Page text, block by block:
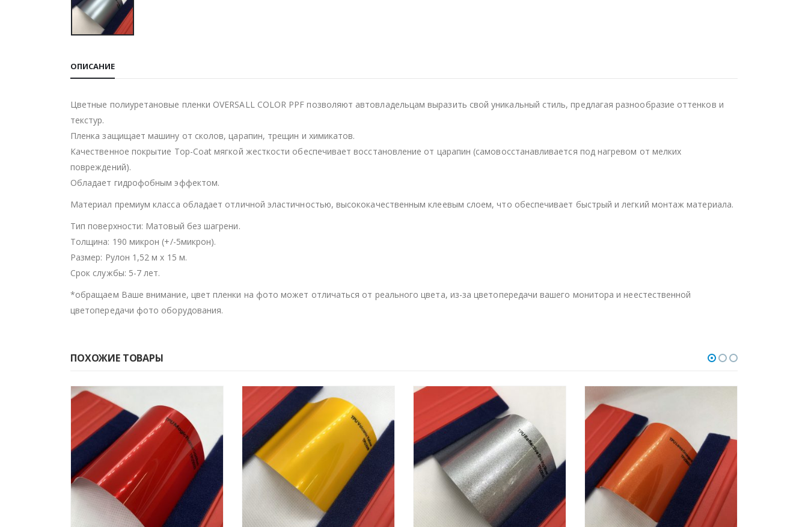
ОПИСАНИЕ
Цветные полиуретановые пленки OVERSALL COLOR PPF позволяют автовладельцам выразить свой уникальный стиль, предлагая разнообразие оттенков и
текстур.
Пленка защищает машину от сколов, царапин, трещин и химикатов.
Качественное покрытие Top-Coat мягкой жесткости обеспечивает восстановление от царапин (самовосстанавливается под нагревом от мелких
повреждений).
Обладает гидрофобным эффектом.
Материал премиум класса обладает отличной эластичностью, высококачественным клеевым слоем, что обеспечивает быстрый и легкий монтаж материала.
Тип поверхности: Матовый без шагрени.
Толщина: 190 микрон (+/-5микрон).
Размер: Рулон 1,52 м х 15 м.
Срок службы: 5-7 лет.
*обращаем Ваше внимание, цвет пленки на фото может отличаться от реального цвета, из-за цветопередачи вашего монитора и неестественной
цветопередачи фото оборудования.
ПОХОЖИЕ ТОВАРЫ